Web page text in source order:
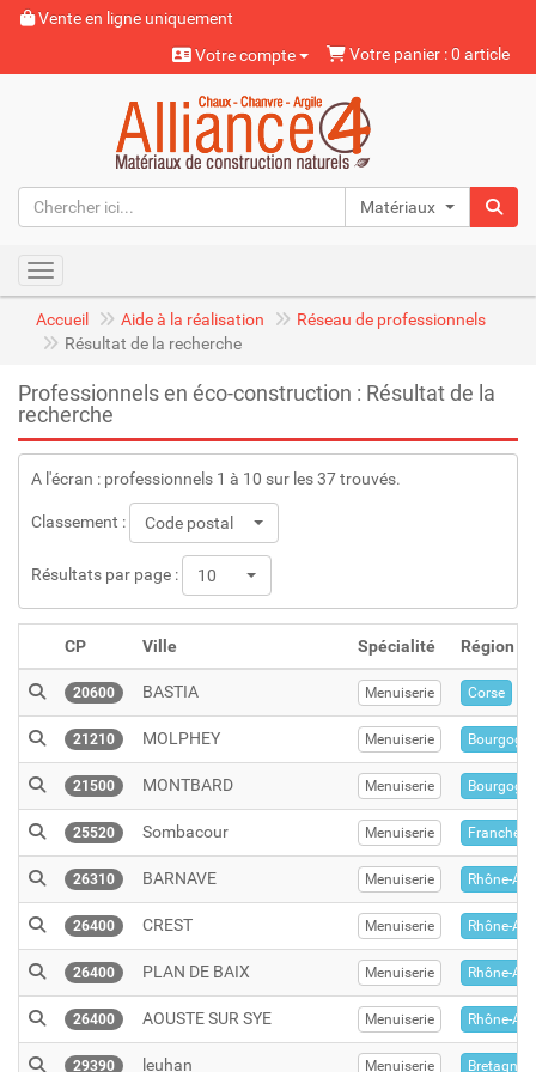
Vente en ligne uniquement
Votre compte
Votre panier : 0 article
Matériaux naturels
Toggle navigation
Accueil Aide à la réalisation
Réseau de professionnels
Résultat de la recherche
Professionnels en éco-construction : Résultat de la
recherche
A l'écran : professionnels 1 à 10 sur les 37 trouvés.
Classement : Code postal
Résultats par page : 10
CP Ville Spécialité Région
20600 BASTIA Menuiserie Corse
21210 MOLPHEY Menuiserie
21500 MONTBARD Menuiserie
25520 Sombacour Menuiserie Franche-
26310 BARNAVE Menuiserie Rhône-
26400 CREST Menuiserie Rhône-
26400 PLAN DE BAIX Menuiserie Rhône-
26400 AOUSTE SUR SYE Menuiserie Rhône-
29390 leuhan Menuiserie Bretagne